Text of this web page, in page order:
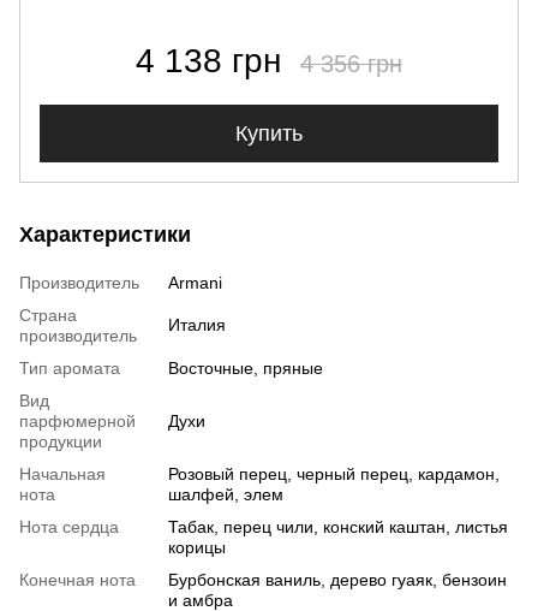
4 138 грн 4 356 грн
Купить
Характеристики
Производитель
Armani
Страна
производитель
Италия
Тип аромата
Восточные, пряные
Вид
парфюмерной
продукции
Духи
Начальная
нота
Розовый перец, черный перец, кардамон,
шалфей, элем
Нота сердца
Табак, перец чили, конский каштан, листья
корицы
Конечная нота
Бурбонская ваниль, дерево гуаяк, бензоин
и амбра